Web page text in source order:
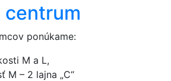
centrum
ponúkame:
M a L,
M – 2 lajna „C“